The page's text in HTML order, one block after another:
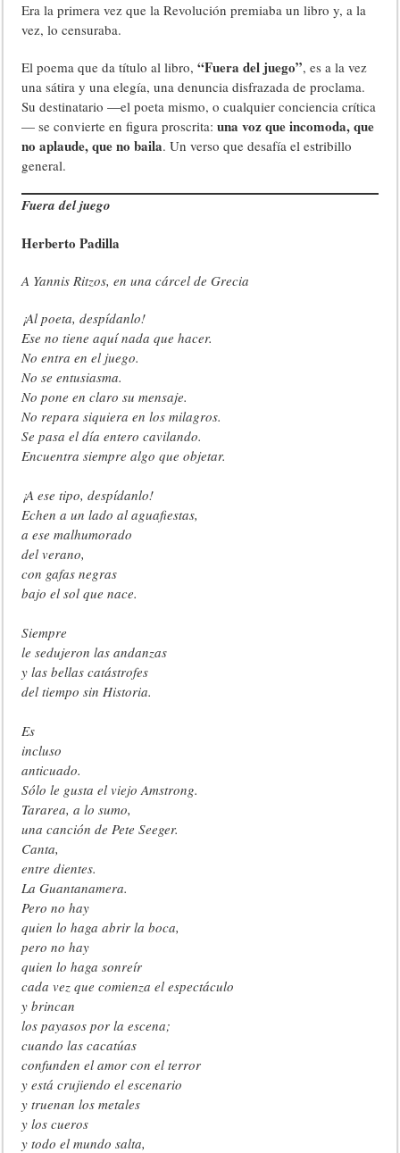
Era la primera vez que la Revolución premiaba un libro y, a la
vez, lo censuraba.
El poema que da título al libro,“Fuera del juego”, es a la vez
una sátira y una elegía, una denuncia disfrazada de proclama.
Su destinatario —el poeta mismo, o cualquier conciencia crítica
— se convierte en figura proscrita:una voz que incomoda, que
no aplaude, que no baila. Un verso que desafía el estribillo
general.
Fuera del juego
Herberto Padilla
A Yannis Ritzos, en una cárcel de Grecia
¡Al poeta, despídanlo!
Ese no tiene aquí nada que hacer.
No entra en el juego.
No se entusiasma.
No pone en claro su mensaje.
No repara siquiera en los milagros.
Se pasa el día entero cavilando.
Encuentra siempre algo que objetar.
¡A ese tipo, despídanlo!
Echen a un lado al aguafiestas,
a ese malhumorado
del verano,
con gafas negras
bajo el sol que nace.
Siempre
le sedujeron las andanzas
y las bellas catástrofes
del tiempo sin Historia.
Es
incluso
anticuado.
Sólo le gusta el viejo Amstrong.
Tararea, a lo sumo,
una canción de Pete Seeger.
Canta,
entre dientes.
La Guantanamera.
Pero no hay
quien lo haga abrir la boca,
pero no hay
quien lo haga sonreír
cada vez que comienza el espectáculo
y brincan
los payasos por la escena;
cuando las cacatúas
confunden el amor con el terror
y está crujiendo el escenario
y truenan los metales
y los cueros
y todo el mundo salta,